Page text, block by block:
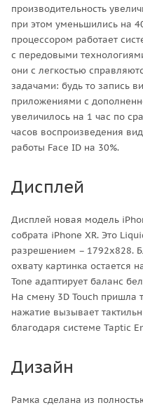
производительность
при этом уменьшились на
процессором работает
с передовыми
они с легкостью
задачами: будь то запись
приложениями с
увеличилось на 1 час по
часов воспроизведения
работы Face ID на 30%.
Дисплей
Дисплей новая модель
собрата iPhone XR. Это
разрешением – 1792х828.
охвату картинка остается
Tone адаптирует баланс
На смену 3D Touch пришла
нажатие вызывает
благодаря системе Taptic
Дизайн
Рамка сделана из